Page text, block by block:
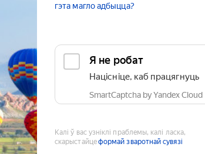
гэта магло адбыцца?
Я не робат
Націсніце, каб працягнуць
SmartCaptcha by Yandex Cloud
Калі ў вас узніклі праблемы, калі ласка,
скарыстайцеформай зваротнай сувязі